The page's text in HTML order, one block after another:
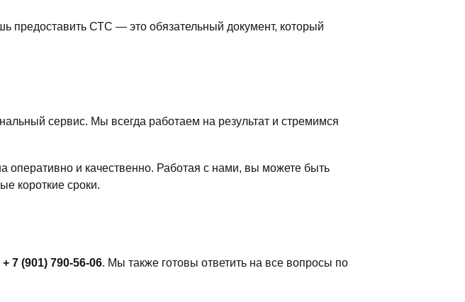
предоставить СТС — это обязательный документ, который
сервис. Мы всегда работаем на результат и стремимся
оперативно и качественно. Работая с нами, вы можете быть
короткие сроки.
+ 7 (901) 790-56-06. Мы также готовы ответить на все вопросы по